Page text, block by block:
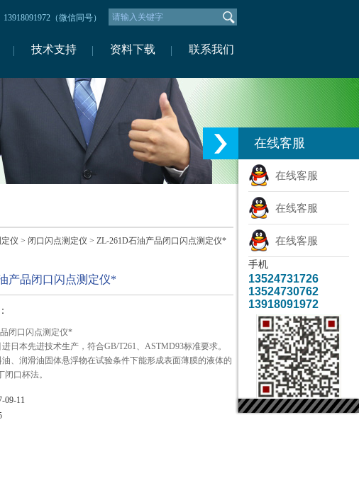
（微信同号）
技术支持 资料下载 联系我们
仪 > 闭口闪点测定仪 > ZL-261D石油产品闭口闪点测定仪*
产品闭口闪点测定仪*
闭口闪点测定仪*
日本先进技术生产，符合GB/T261、ASTMD93标准要求。
、润滑油固体悬浮物在试验条件下能形成表面薄膜的液体的
闭口杯法。
09-11
在线客服
在线客服
在线客服
在线客服
手机
13524731726
13524730762
13918091972